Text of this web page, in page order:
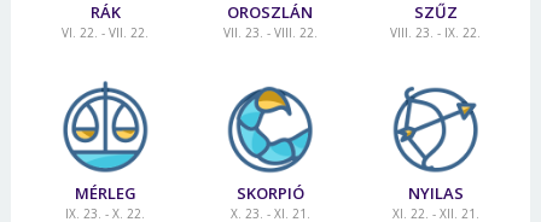
RÁK
VI. 22. - VII. 22.
OROSZLÁN
VII. 23. - VIII. 22.
SZŰZ
VIII. 23. - IX. 22.
MÉRLEG
IX. 23. - X. 22.
SKORPIÓ
X. 23. - XI. 21.
NYILAS
XI. 22. - XII. 21.